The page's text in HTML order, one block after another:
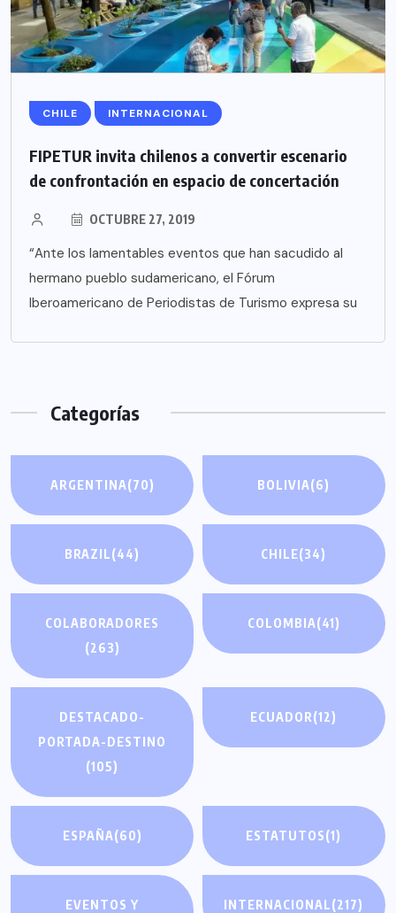
CHILE INTERNACIONAL
FIPETUR invita chilenos a convertir escenario
de confrontación en espacio de concertación
OCTUBRE 27, 2019
“Ante los lamentables eventos que han sacudido al
hermano pueblo sudamericano, el Fórum
Iberoamericano de Periodistas de Turismo expresa su
Categorías
ARGENTINA(70) BOLIVIA(6)
BRAZIL(44) CHILE(34)
COLABORADORES
(263)
COLOMBIA(41)
DESTACADO-
PORTADA-DESTINO
(105)
ECUADOR(12)
ESPAÑA(60) ESTATUTOS(1)
EVENTOS Y
INTERNACIONAL(217)